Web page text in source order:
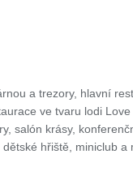
a trezory, hlavní
ve tvaru lodi
salón krásy,
hřiště, miniclub a